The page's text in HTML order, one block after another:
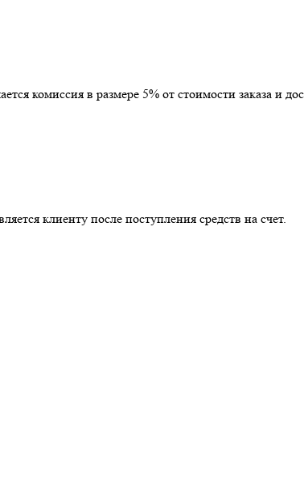
комиссия в размере 5% от стоимости заказа и
клиенту после поступления средств на счет.